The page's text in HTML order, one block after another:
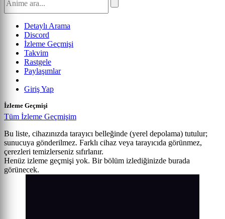
Detaylı Arama
Discord
İzleme Geçmişi
Takvim
Rastgele
Paylaşımlar
Giriş Yap
İzleme Geçmişi
Tüm İzleme Geçmişim
Bu liste, cihazınızda tarayıcı belleğinde (yerel depolama) tutulur;
sunucuya gönderilmez. Farklı cihaz veya tarayıcıda görünmez,
çerezleri temizlerseniz sıfırlanır.
Henüz izleme geçmişi yok. Bir bölüm izlediğinizde burada
görünecek.